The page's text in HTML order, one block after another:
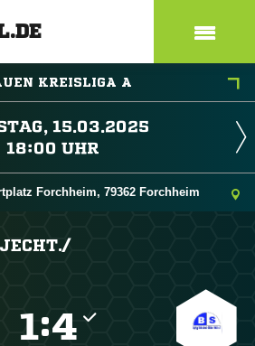
KREISLIGA A

 
Forchheim, 79362 Forchheim
: